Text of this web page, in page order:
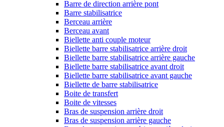
Barre de direction arrière pont
Barre stabilisatrice
Berceau arrière
Berceau avant
Biellette anti couple moteur
Biellette barre stabilisatrice arrière droit
Biellette barre stabilisatrice arrière gauche
Biellette barre stabilisatrice avant droit
Biellette barre stabilisatrice avant gauche
Biellette de barre stabilisatrice
Boite de transfert
Boite de vitesses
Bras de suspension arrière droit
Bras de suspension arrière gauche